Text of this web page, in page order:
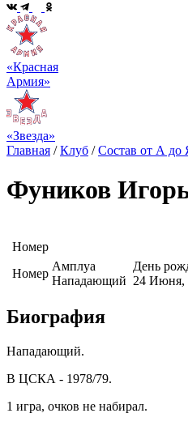
«Красная
Армия»
«Звезда»
Главная /Клуб /Состав от А до
Фуников
Номер
Номер
Амплуа
Нападающий
День
24 Июня,
Биография
Нападающий.
В ЦСКА - 1978/79.
1 игра, очков не набирал.